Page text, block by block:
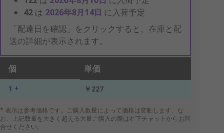
42 は 2026年8月14日 に入荷予定
「配達日を確認」をクリックすると、在庫と配
送の詳細が表示されます。
個 単価
1 + ￥227
* 表示は参考価格です。ご購入数量によって価格は変動します。な
お、上記数量を大きく超える大量ご購入の際は右下チャットからお問
合せください。